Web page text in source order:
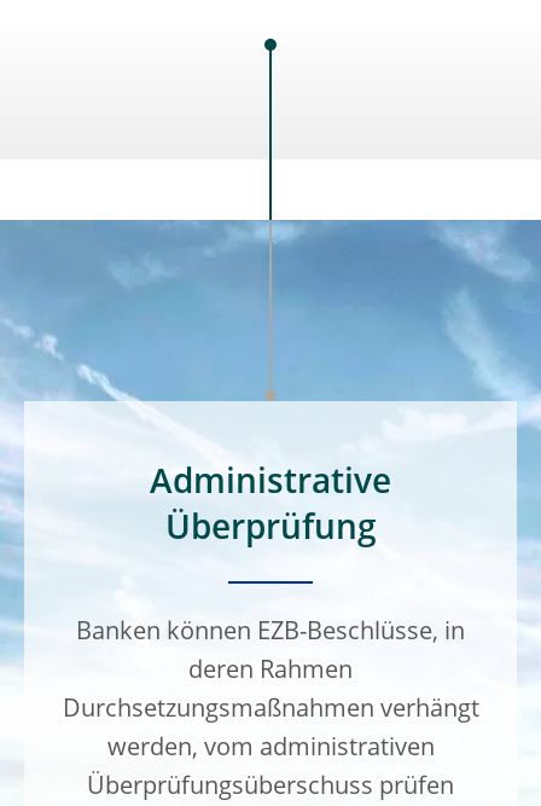
Administrative
Überprüfung
Banken können EZB-Beschlüsse, in
deren Rahmen
Durchsetzungsmaßnahmen verhängt
werden, vom administrativen
Überprüfungsüberschuss prüfen